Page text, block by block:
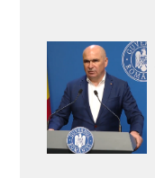
Adaugă
aici textul
pentru
subtitlu